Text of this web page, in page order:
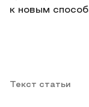
к новым
Текст статьи